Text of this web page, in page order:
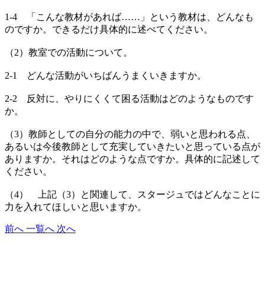
1-4 「こんな教材があれば……」という教材は、どんなも
のですか。できるだけ具体的に述べてください。
（2）教室での活動について。
2-1 どんな活動がいちばんうまくいきますか。
2-2 反対に、やりにくくて困る活動はどのようなものです
か。
（3）教師としての自分の能力の中で、弱いと思われる点、
あるいは今後教師として充実していきたいと思っている点が
ありますか。それはどのような点ですか。具体的に記述して
ください。
（4） 上記（3）と関連して、スタージュではどんなことに
力を入れてほしいと思いますか。
前へ 一覧へ 次へ